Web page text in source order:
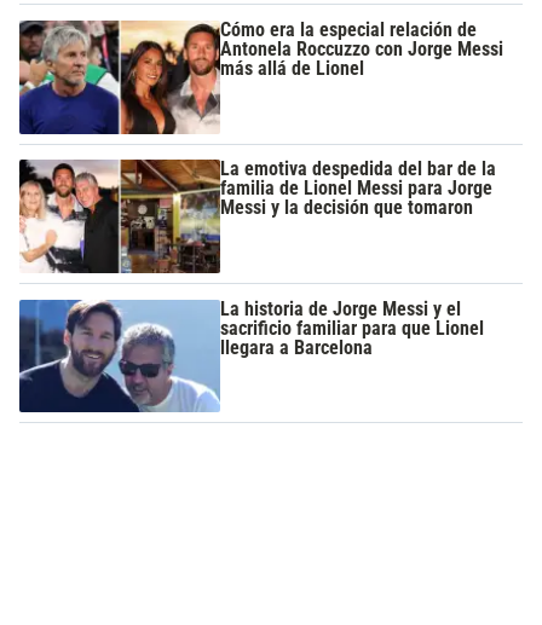
Cómo era la especial relación de
Antonela Roccuzzo con Jorge Messi
más allá de Lionel
La emotiva despedida del bar de la
familia de Lionel Messi para Jorge
Messi y la decisión que tomaron
La historia de Jorge Messi y el
sacrificio familiar para que Lionel
llegara a Barcelona